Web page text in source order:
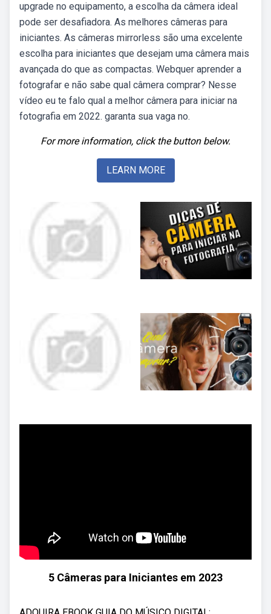
upgrade no equipamento, a escolha da câmera ideal
pode ser desafiadora. As melhores câmeras para
iniciantes. As câmeras mirrorless são uma excelente
escolha para iniciantes que desejam uma câmera mais
avançada do que as compactas. Webquer aprender a
fotografar e não sabe qual câmera comprar? Nesse
vídeo eu te falo qual a melhor câmera para iniciar na
fotografia em 2022. garanta sua vaga no.
For more information, click the button below.
LEARN MORE
5 Câmeras para Iniciantes em 2023